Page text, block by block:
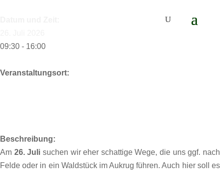
09:30 - 16:00
Veranstaltungsort:
Beschreibung:
Am 26. Juli suchen wir eher schattige Wege, die uns ggf. nach
Felde oder in ein Waldstück im Aukrug führen. Auch hier soll es